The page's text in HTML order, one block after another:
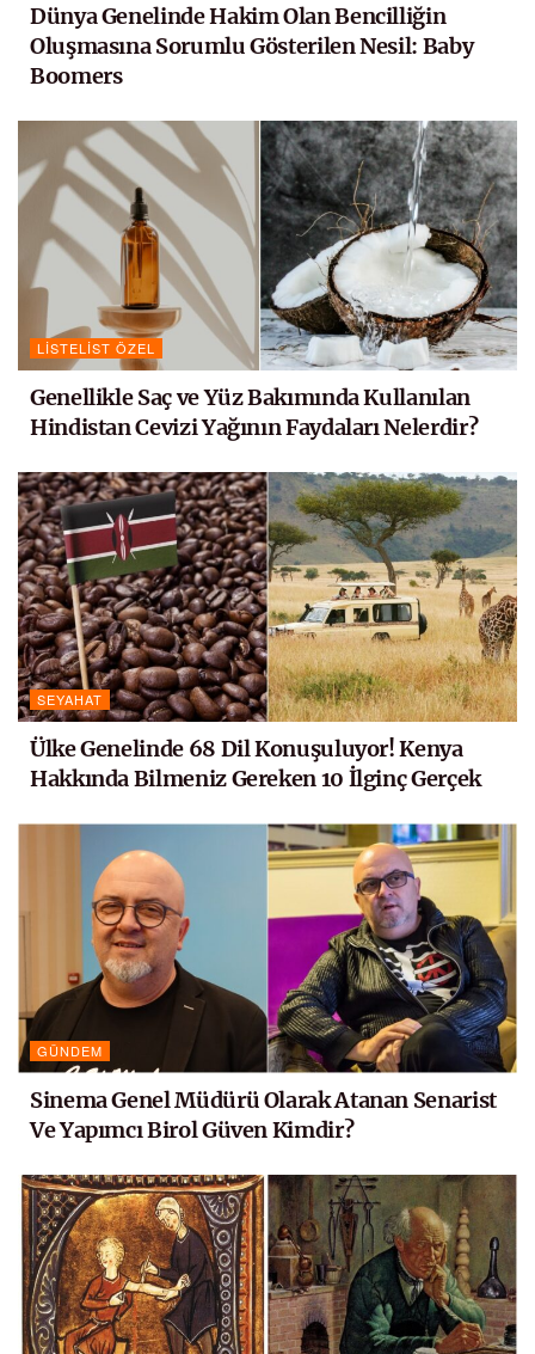
Dünya Genelinde Hakim Olan Bencilliğin
Oluşmasına Sorumlu Gösterilen Nesil: Baby
Boomers
LISTELIST ÖZEL
Genellikle Saç ve Yüz Bakımında Kullanılan
Hindistan Cevizi Yağının Faydaları Nelerdir?
SEYAHAT
Ülke Genelinde 68 Dil Konuşuluyor! Kenya
Hakkında Bilmeniz Gereken 10 İlginç Gerçek
GÜNDEM
Sinema Genel Müdürü Olarak Atanan Senarist
Ve Yapımcı Birol Güven Kimdir?